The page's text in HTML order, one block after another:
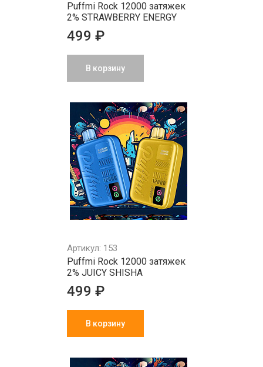
Puffmi Rock 12000 затяжек
2% STRAWBERRY ENERGY
499 ₽
В корзину
Артикул: 153
Puffmi Rock 12000 затяжек
2% JUICY SHISHA
499 ₽
В корзину